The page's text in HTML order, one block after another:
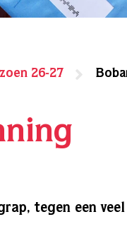
26-27
tegen een